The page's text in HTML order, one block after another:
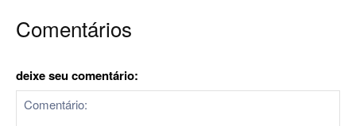
Comentários
deixe seu comentário: